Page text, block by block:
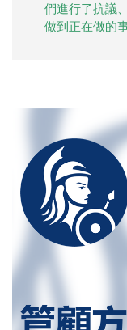
們進行了抗議
做到正在做的事